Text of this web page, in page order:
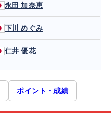
永田 加奈恵
下川 めぐみ
仁井 優花
ポイント・成績